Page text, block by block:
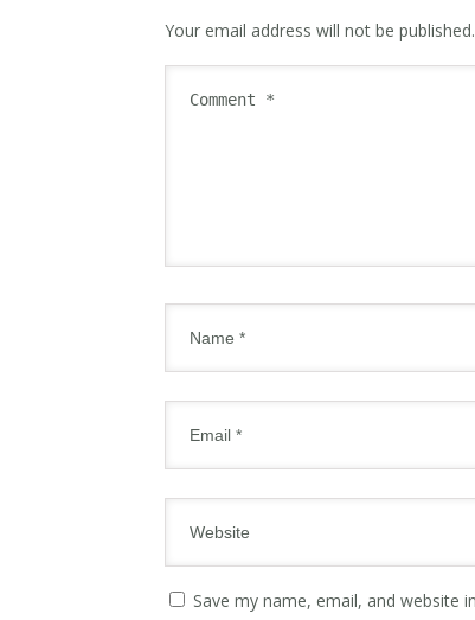
Your email address will not be published.
Save my name, email, and website